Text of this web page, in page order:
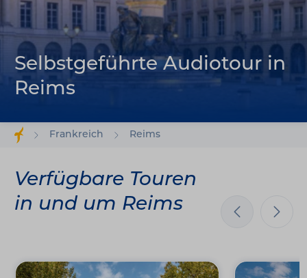
Selbstgeführte Audiotour in
Reims
Frankreich Reims
Verfügbare Touren
in und um Reims